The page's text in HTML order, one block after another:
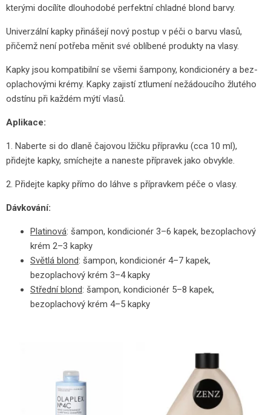
kterými docílíte dlouhodobé perfektní chladné blond barvy.
Univerzální kapky přinášejí nový postup v péči o barvu vlasů,
přičemž není potřeba měnit své oblíbené produkty na vlasy.
Kapky jsou kompatibilní se všemi šampony, kondicionéry a bez-
oplachovými krémy. Kapky zajistí ztlumení nežádoucího žlutého
odstínu při každém mýtí vlasů.
Aplikace:
1. Naberte si do dlaně čajovou lžičku přípravku (cca 10 ml),
přidejte kapky, smíchejte a naneste přípravek jako obvykle.
2. Přidejte kapky přímo do láhve s přípravkem péče o vlasy.
Dávkování:
Platinová: šampon, kondicionér 3–6 kapek, bezoplachový
krém 2–3 kapky
Světlá blond: šampon, kondicionér 4–7 kapek,
bezoplachový krém 3–4 kapky
Střední blond: šampon, kondicionér 5–8 kapek,
bezoplachový krém 4–5 kapky